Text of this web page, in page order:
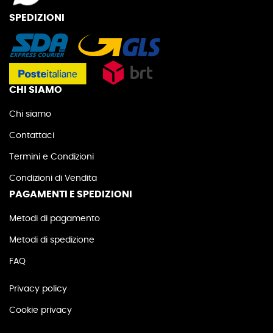
SPEDIZIONI
CHI SIAMO
Chi siamo
Contattaci
Termini e Condizioni
Condizioni di Vendita
PAGAMENTI E SPEDIZIONI
Metodi di pagamento
Metodi di spedizione
FAQ
Privacy policy
Cookie privacy